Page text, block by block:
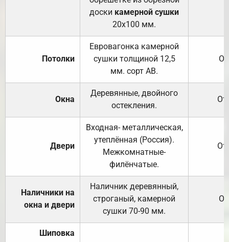
доски камерной сушки
20х100 мм.
Потолки
Евровагонка камерной
сушки толщиной 12,5
мм. сорт АВ.
Окна
Деревянные, двойного
остекления.
Двери
Входная- металлическая,
утеплённая (Россия).
Межкомнатные-
филёнчатые.
Наличники на
окна и двери
Наличник деревянный,
строганый, камерной
сушки 70-90 мм.
Шиповка